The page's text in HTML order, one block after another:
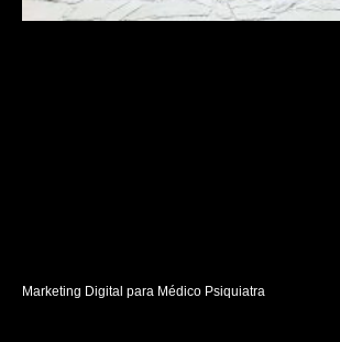
Marketing Digital para Médico Psiquiatra